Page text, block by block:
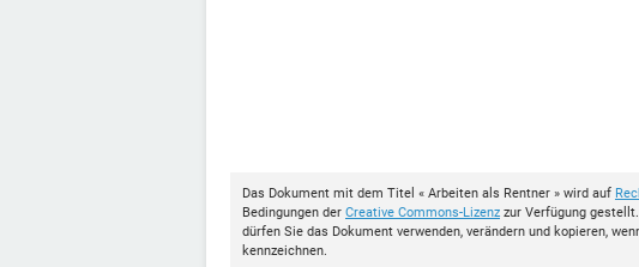
Das Dokument mit dem Titel « Arbeiten als Rentner » wird auf
Bedingungen der Creative Commons-Lizenz zur Verfügung
dürfen Sie das Dokument verwenden, verändern und kopieren,
kennzeichnen.